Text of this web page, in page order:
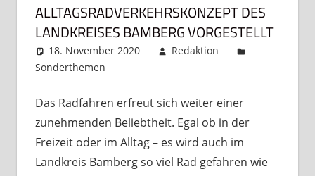
ALLTAGSRADVERKEHRSKONZEPT DES
LANDKREISES BAMBERG VORGESTELLT
18. November 2020
Redaktion
Sonderthemen
Das Radfahren erfreut sich weiter einer
zunehmenden Beliebtheit. Egal ob in der
Freizeit oder im Alltag – es wird auch im
Landkreis Bamberg so viel Rad gefahren wie